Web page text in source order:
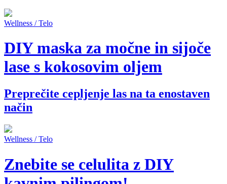
Wellness / Telo
DIY maska za močne in sijoče
lase s kokosovim oljem
Preprečite cepljenje las na ta enostaven
način
Wellness / Telo
Znebite se celulita z DIY